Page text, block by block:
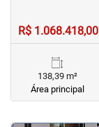
R$ 1.068.418,00
138,39 m²
Área principal